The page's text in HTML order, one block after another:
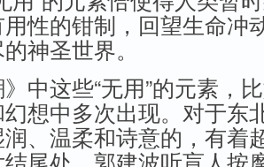
性的钳制，回望生命冲
神圣世界。
这些“无用”的元素，
想中多次出现。对于东
、温柔和诗意的，有着